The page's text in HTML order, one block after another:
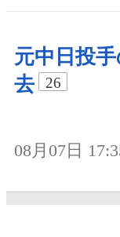
元中日投
去
26
08月07日